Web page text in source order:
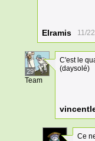
Elramis 11/
29
Team
C'est le
(daysolé)
Ce